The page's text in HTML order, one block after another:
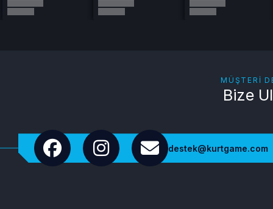
MÜŞTERI
Bize
destek@kurtgame.com